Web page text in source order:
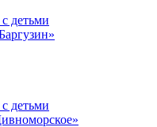
детьми
детьми